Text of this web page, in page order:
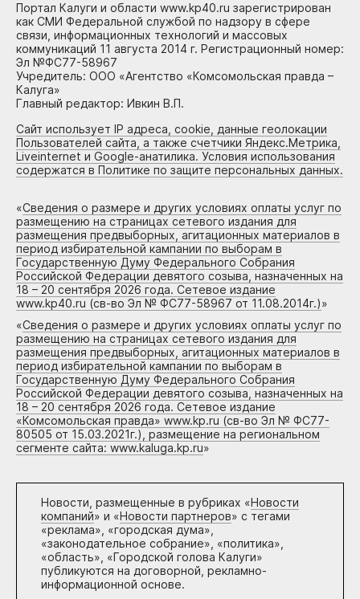
Портал Калуги и области www.kp40.ru зарегистрирован
как СМИ Федеральной службой по надзору в сфере
связи, информационных технологий и массовых
коммуникаций 11 августа 2014 г. Регистрационный номер:
Эл №ФС77-58967
Учредитель: ООО «Агентство «Комсомольская правда –
Калуга»
Главный редактор: Ивкин В.П.
Сайт использует IP адреса, cookie, данные геолокации
Пользователей сайта, а также счетчики Яндекс.Метрика,
Liveinternet и Google-анатилика. Условия использования
содержатся в Политике по защите персональных данных.
«Сведения о размере и других условиях оплаты услуг по
размещению на страницах сетевого издания для
размещения предвыборных, агитационных материалов в
период избирательной кампании по выборам в
Государственную Думу Федерального Собрания
Российской Федерации девятого созыва, назначенных на
18 – 20 сентября 2026 года. Сетевое издание
www.kp40.ru (св-во Эл № ФС77-58967 от 11.08.2014г.)»
«Сведения о размере и других условиях оплаты услуг по
размещению на страницах сетевого издания для
размещения предвыборных, агитационных материалов в
период избирательной кампании по выборам в
Государственную Думу Федерального Собрания
Российской Федерации девятого созыва, назначенных на
18 – 20 сентября 2026 года. Сетевое издание
«Комсомольская правда» www.kp.ru (св-во Эл № ФС77-
80505 от 15.03.2021г.), размещение на региональном
сегменте сайта: www.kaluga.kp.ru»
Новости, размещенные в рубриках «Новости
компаний» и «Новости партнеров» с тегами
«реклама», «городская дума»,
«законодательное собрание», «политика»,
«область», «Городской голова Калуги»
публикуются на договорной, рекламно-
информационной основе.